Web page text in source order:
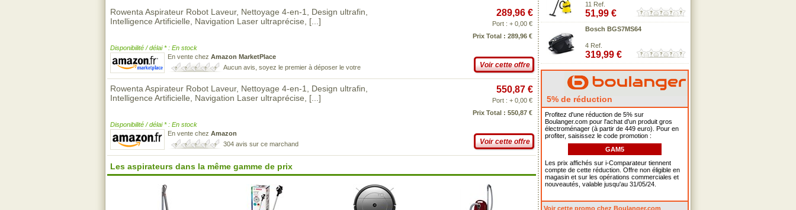
Rowenta Aspirateur Robot Laveur, Nettoyage 4-en-1, Design ultrafin,
Intelligence Artificielle, Navigation Laser ultraprécise, [...]
Disponibilité / délai * : En stock
En vente chez Amazon MarketPlace
Aucun avis, soyez le premier à déposer le votre
289,96 €
Port : + 0,00 €
Prix Total : 289,96 €
Voir cette offre
Rowenta Aspirateur Robot Laveur, Nettoyage 4-en-1, Design ultrafin,
Intelligence Artificielle, Navigation Laser ultraprécise, [...]
Disponibilité / délai * : En stock
En vente chez Amazon
304 avis sur ce marchand
550,87 €
Port : + 0,00 €
Prix Total : 550,87 €
Voir cette offre
Les aspirateurs dans la même gamme de prix
11 Ref.
51,99 €
Bosch BGS7MS64
4 Ref.
319,99 €
5% de réduction
Profitez d'une réduction de 5% sur
Boulanger.com pour l'achat d'un produit gros
électroménager (à partir de 449 euro). Pour en
profiter, saisissez le code promotion :
GAM5
Les prix affichés sur i-Comparateur tiennent
compte de cette réduction. Offre non éligible en
magasin et sur les opérations commerciales et
nouveautés, valable jusqu'au 31/05/24.
Voir cette promo chez Boulanger.com